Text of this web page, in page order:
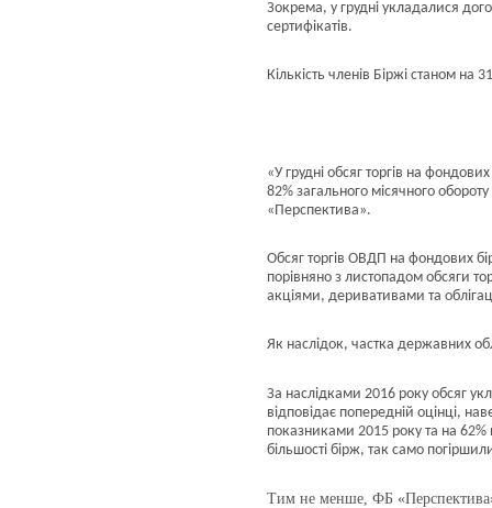
Зокрема, у грудні укладалися
сертифікатів.
Кількість членів Біржі станом
«У грудні обсяг торгів на
82% загального місячного
«Перспектива».
Обсяг торгів ОВДП на фондових
порівняно з листопадом обсяги
акціями, деривативами та
Як наслідок, частка державних
За наслідками 2016 року обсяг
відповідає попередній оцінці,
показниками 2015 року та на 62%
більшості бірж, так само
Тим не менше, ФБ «Перспектива»